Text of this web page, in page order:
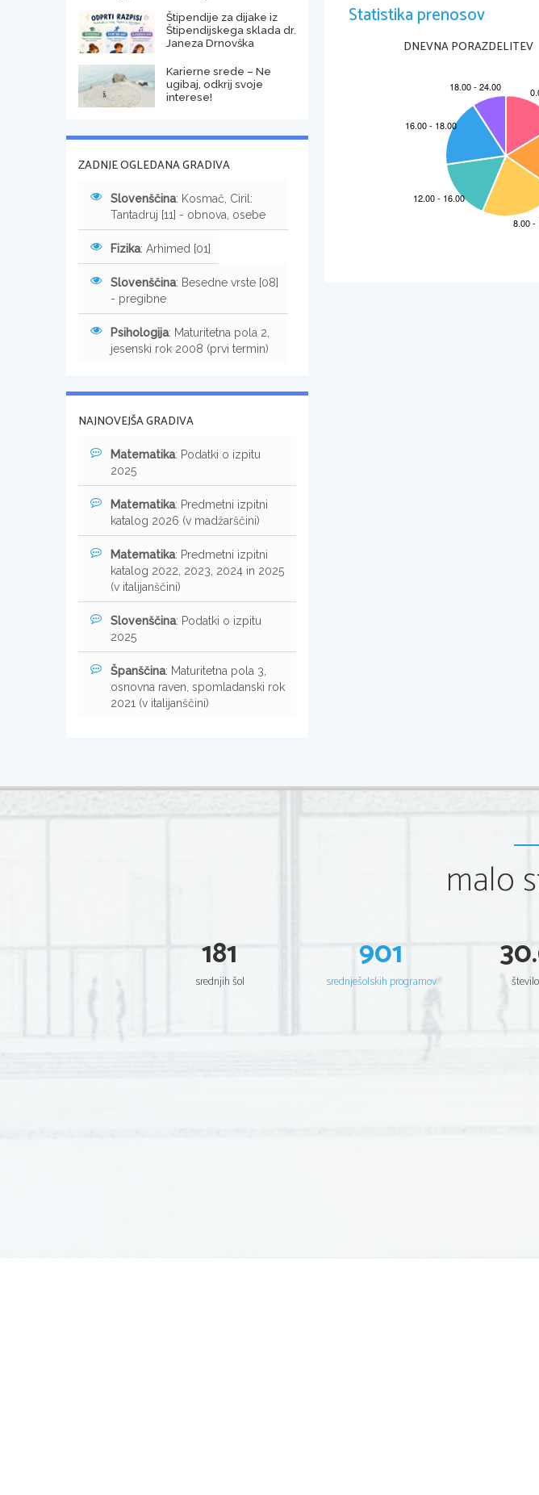
Statistika prenosov
DNEVNA PORAZDELITEV
Štipendije za dijake iz
Štipendijskega sklada dr.
Janeza Drnovška
Karierne srede – Ne
ugibaj, odkrij svoje
interese!
ZADNJE OGLEDANA GRADIVA
Slovenščina: Kosmač, Ciril:
Tantadruj [11] - obnova, osebe
Fizika: Arhimed [01]
Slovenščina: Besedne vrste [08]
- pregibne
Psihologija: Maturitetna pola 2,
jesenski rok 2008 (prvi termin)
NAJNOVEJŠA GRADIVA
Matematika: Podatki o izpitu
2025
Matematika: Predmetni izpitni
katalog 2026 (v madžarščini)
Matematika: Predmetni izpitni
katalog 2022, 2023, 2024 in 2025
(v italijanščini)
Slovenščina: Podatki o izpitu
2025
Španščina: Maturitetna pola 3,
osnovna raven, spomladanski rok
2021 (v italijanščini)
malo
181
srednjih šol
901
srednješolskih programov